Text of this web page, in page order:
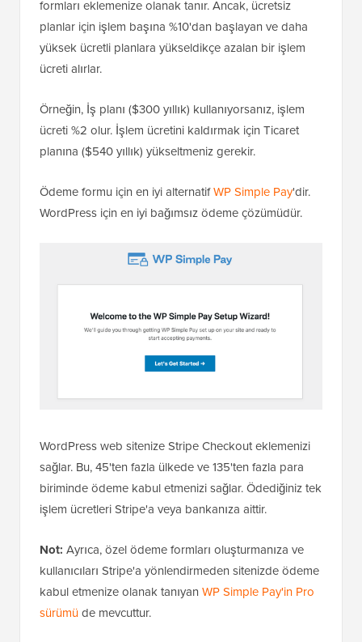
formları eklemenize olanak tanır. Ancak, ücretsiz
planlar için işlem başına %10'dan başlayan ve daha
yüksek ücretli planlara yükseldikçe azalan bir işlem
ücreti alırlar.
Örneğin, İş planı ($300 yıllık) kullanıyorsanız, işlem
ücreti %2 olur. İşlem ücretini kaldırmak için Ticaret
planına ($540 yıllık) yükseltmeniz gerekir.
Ödeme formu için en iyi alternatifWP Simple Pay'dir.
WordPress için en iyi bağımsız ödeme çözümüdür.
WordPress web sitenize Stripe Checkout eklemenizi
sağlar. Bu, 45'ten fazla ülkede ve 135'ten fazla para
biriminde ödeme kabul etmenizi sağlar. Ödediğiniz tek
işlem ücretleri Stripe'a veya bankanıza aittir.
Not: Ayrıca, özel ödeme formları oluşturmanıza ve
kullanıcıları Stripe'a yönlendirmeden sitenizde ödeme
kabul etmenize olanak tanıyan WP Simple Pay'in Pro
sürümüde mevcuttur.